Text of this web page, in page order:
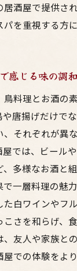
味わう新鮮な地
屋の魅力的なメ
力を感じる居酒屋
にぴったりの料
の予想外の美味
梅田の居酒屋
過ごす居心地の
リラックスした
共に過ごす居酒
群の梅田居酒屋
居酒屋で提供さ
パを重視する方
感じる味の調
鳥料理とお酒の
唐揚げだけで
、それぞれが異
では、ビール
多様なお酒と
で一層料理の魅
た白ワインやフ
さを和らげ、
、友人や家族と
屋での体験をよ